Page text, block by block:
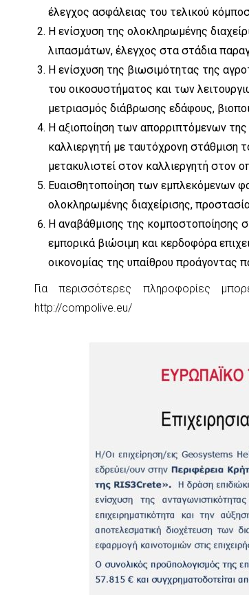
έλεγχος ασφάλειας του τελικού
Η ενίσχυση της ολοκληρωμένης
λιπασμάτων, έλεγχος στα στάδια
Η ενίσχυση της βιωσιμότητας της
του οικοσυστήματος και των
μετριασμός διάβρωσης εδάφους,
Η αξιοποίηση των απορριπτόμενων της
καλλιεργητή με ταυτόχρονη στάθμιση
μετακυλιστεί στον καλλιεργητή στον
Ευαισθητοποίηση των εμπλεκόμενων
ολοκληρωμένης διαχείρισης,
Η αναβάθμισης της κομποστοποίησης
εμπορικά βιώσιμη και κερδοφόρα
οικονομίας της υπαίθρου προάγοντας
Για περισσότερες πληροφορίες
http://compolive.eu/